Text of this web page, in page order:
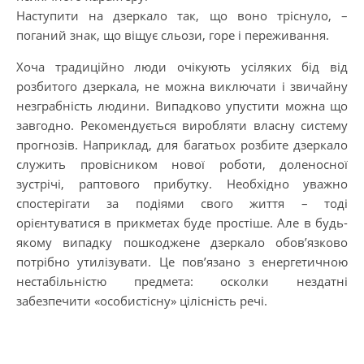
Наступити на дзеркало так, що воно тріснуло, –
поганий знак, що віщує сльози, горе і переживання.
Хоча традиційно люди очікують усіляких бід від
розбитого дзеркала, не можна виключати і звичайну
незграбність людини. Випадково упустити можна що
завгодно. Рекомендується виробляти власну систему
прогнозів. Наприклад, для багатьох розбите дзеркало
служить провісником нової роботи, доленосної
зустрічі, раптового прибутку. Необхідно уважно
спостерігати за подіями свого життя – тоді
орієнтуватися в прикметах буде простіше. Але в будь-
якому випадку пошкоджене дзеркало обов’язково
потрібно утилізувати. Це пов’язано з енергетичною
нестабільністю предмета: осколки нездатні
забезпечити «особистісну» цілісність речі.